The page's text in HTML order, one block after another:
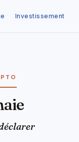
Investissement